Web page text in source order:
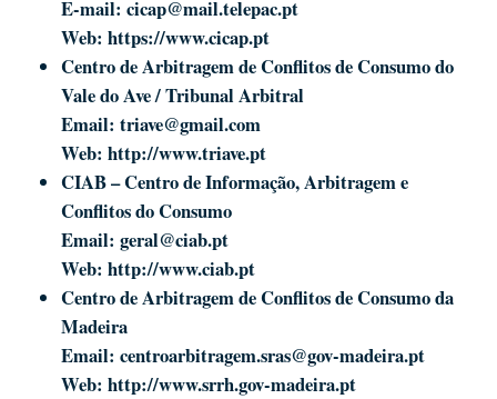
E-mail: cicap@mail.telepac.pt
Web: https://www.cicap.pt
Centro de Arbitragem de Conflitos de Consumo do
Vale do Ave / Tribunal Arbitral
Email: triave@gmail.com
Web: http://www.triave.pt
CIAB – Centro de Informação, Arbitragem e
Conflitos do Consumo
Email: geral@ciab.pt
Web: http://www.ciab.pt
Centro de Arbitragem de Conflitos de Consumo da
Madeira
Email: centroarbitragem.sras@gov-madeira.pt
Web: http://www.srrh.gov-madeira.pt